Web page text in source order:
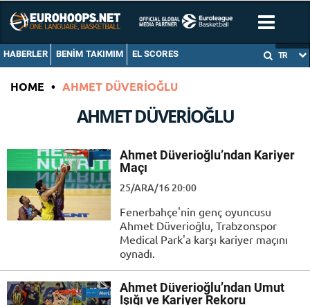
HABERLER BENIM TAKIMIM EL SCORES TR
HOME • AHMET DÜVERIOĞLU
AHMET DÜVERIOĞLU
Ahmet Düverioğlu’ndan Kariyer
Maçı
25/ARA/16 20:00
Fenerbahçe'nin genç oyuncusu
Ahmet Düverioğlu, Trabzonspor
Medical Park'a karşı kariyer maçını
oynadı.
Ahmet Düverioğlu’ndan Umut
Işığı ve Kariyer Rekoru